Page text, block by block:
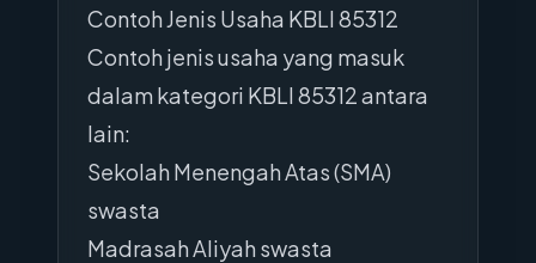
Contoh Jenis Usaha KBLI 85312
Contoh jenis usaha yang masuk
dalam kategori KBLI 85312 antara
lain:
Sekolah Menengah Atas (SMA)
swasta
Madrasah Aliyah swasta